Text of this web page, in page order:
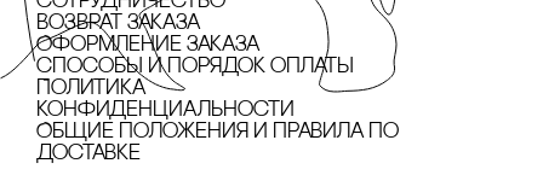
Возврат заказа
Оформление заказа
cпособы и порядок оплаты
Политика
конфиденциальности
Общие положения и правила по
доставке